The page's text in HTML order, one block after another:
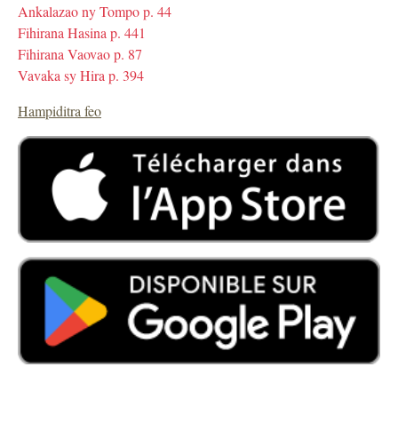
Ankalazao ny Tompo p. 44
Fihirana Hasina p. 441
Fihirana Vaovao p. 87
Vavaka sy Hira p. 394
Hampiditra feo